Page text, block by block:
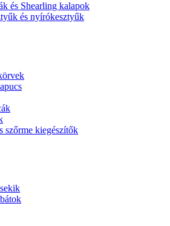
és Shearling kalapok
és nyírókesztyűk
szőrme kiegészítők